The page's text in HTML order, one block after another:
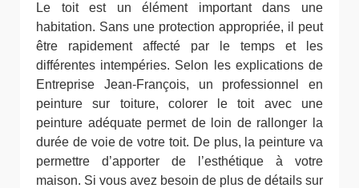
Le toit est un élément important dans une
habitation. Sans une protection appropriée, il peut
être rapidement affecté par le temps et les
différentes intempéries. Selon les explications de
Entreprise Jean-François, un professionnel en
peinture sur toiture, colorer le toit avec une
peinture adéquate permet de loin de rallonger la
durée de voie de votre toit. De plus, la peinture va
permettre d’apporter de l’esthétique à votre
maison. Si vous avez besoin de plus de détails sur